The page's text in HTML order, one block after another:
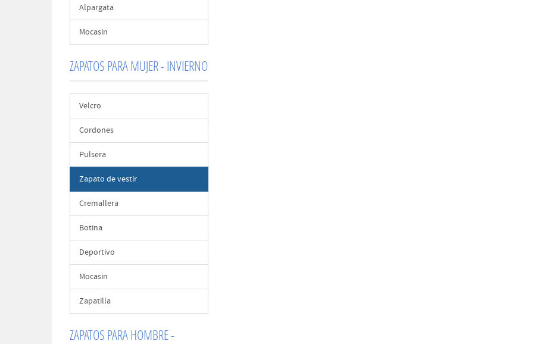
Alpargata
Mocasin
ZAPATOS PARA MUJER - INVIERNO
Velcro
Cordones
Pulsera
Zapato de vestir
Cremallera
Botina
Deportivo
Mocasin
Zapatilla
ZAPATOS PARA HOMBRE -